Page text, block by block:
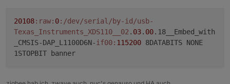
20108:raw: 0:/dev/serial/by-id/usb-
Texas_Instruments_XDS110__02 . 03. 00.18__Embed_with
_CMSIS-DAP_L1100D6N- if00: 115200 8DATABITS NONE
1STOPBIT banner